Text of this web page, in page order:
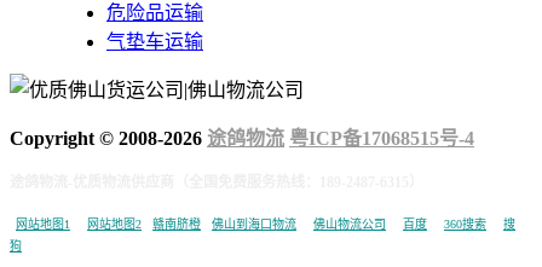
危险品运输
气垫车运输
Copyright © 2008-2026 途鸽物流 粤ICP备17068515号-4
网站地图1 网站地图2 赣南脐橙 佛山到海口物流 佛山物流公司 百度 360搜索
搜
狗